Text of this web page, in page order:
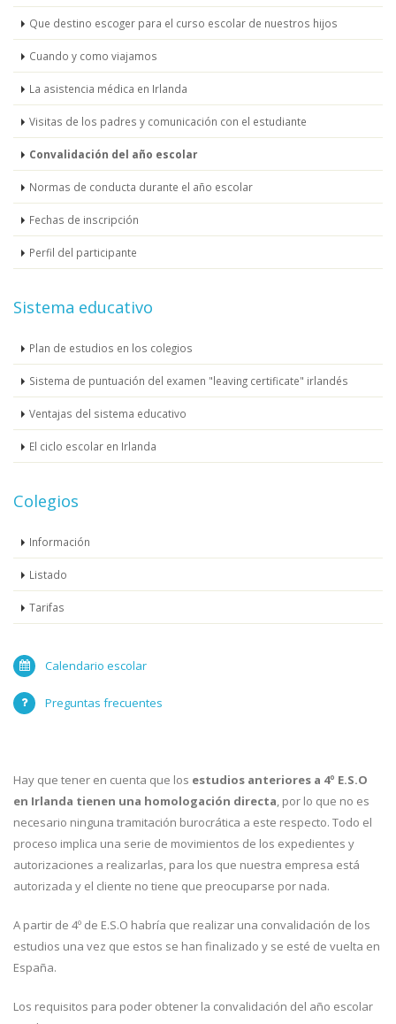
Que destino escoger para el curso escolar de nuestros hijos
Cuando y como viajamos
La asistencia médica en Irlanda
Visitas de los padres y comunicación con el estudiante
Convalidación del año escolar
Normas de conducta durante el año escolar
Fechas de inscripción
Perfil del participante
Sistema educativo
Plan de estudios en los colegios
Sistema de puntuación del examen "leaving certificate" irlandés
Ventajas del sistema educativo
El ciclo escolar en Irlanda
Colegios
Información
Listado
Tarifas
Calendario escolar
Preguntas frecuentes
Hay que tener en cuenta que los estudios anteriores a 4º E.S.O
en Irlanda tienen una homologación directa, por lo que no es
necesario ninguna tramitación burocrática a este respecto. Todo el
proceso implica una serie de movimientos de los expedientes y
autorizaciones a realizarlas, para los que nuestra empresa está
autorizada y el cliente no tiene que preocuparse por nada.
A partir de 4º de E.S.O habría que realizar una convalidación de los
estudios una vez que estos se han finalizado y se esté de vuelta en
España.
Los requisitos para poder obtener la convalidación del año escolar